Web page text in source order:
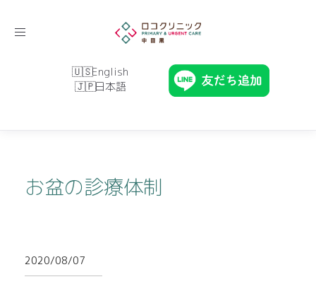
Toggle
English
日本語
お盆の診療体制
2020/08/07